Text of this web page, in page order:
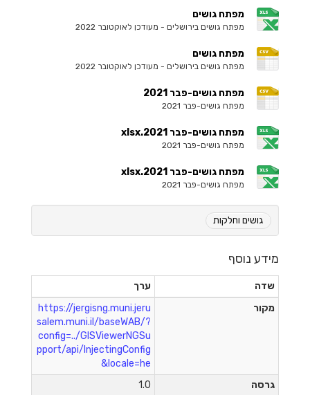
מפתח גושים
מפתח גושים בירושלים - מעודכן לאוקטובר 2022
מפתח גושים
מפתח גושים בירושלים - מעודכן לאוקטובר 2022
מפתח גושים-פבר 2021
מפתח גושים-פבר 2021
מפתח גושים-פבר 2021.xlsx
מפתח גושים-פבר 2021
מפתח גושים-פבר 2021.xlsx
מפתח גושים-פבר 2021
גושים וחלקות
מידע נוסף
שדה
ערך
מקור
https://jergisng.muni.jeru
salem.muni.il/baseWAB/?
config=../GISViewerNGSu
pport/api/InjectingConfig
&locale=he
גרסה
1.0